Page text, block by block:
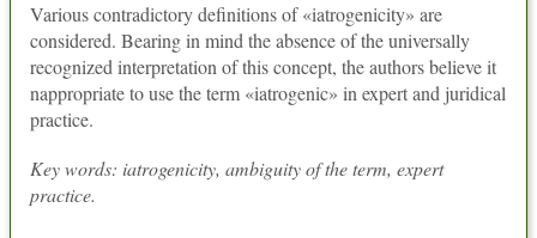
Various contradictory definitions of «iatrogenicity» are
considered. Bearing in mind the absence of the universally
recognized interpretation of this concept, the authors believe it
nappropriate to use the term «iatrogenic» in expert and juridical
practice.
Key words: iatrogenicity, ambiguity of the term, expert
practice.